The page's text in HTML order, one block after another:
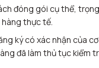
đóng gói cụ thể, trọng
thực tế.
ký có xác nhận của cơ
đã làm thủ tục kiểm